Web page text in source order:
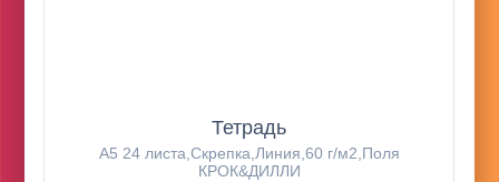
Тетрадь
А5 24 листа,Скрепка,Линия,60 г/м2,Поля
КРОК&ДИЛЛИ